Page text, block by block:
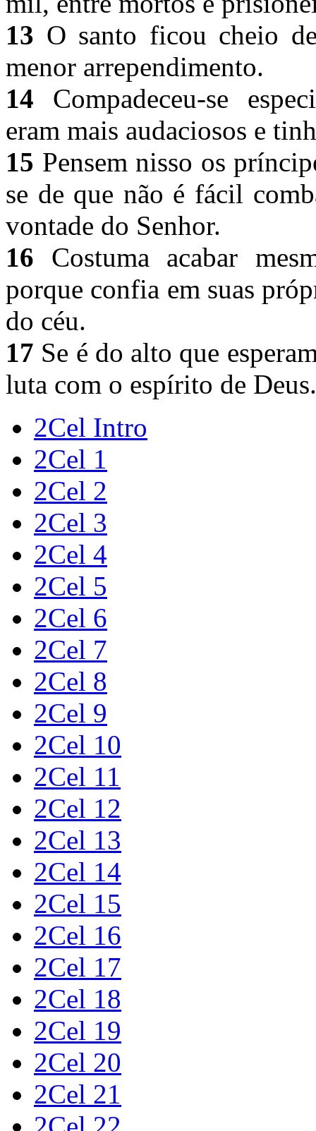
13 O santo ficou cheio
menor arrependimento.
14 Compadeceu-se
eram mais audaciosos e
15 Pensem nisso os
se de que não é fácil
vontade do Senhor.
16 Costuma acabar
porque confia em suas
do céu.
17 Se é do alto que
luta com o espírito de Deus.
2Cel Intro
2Cel 1
2Cel 2
2Cel 3
2Cel 4
2Cel 5
2Cel 6
2Cel 7
2Cel 8
2Cel 9
2Cel 10
2Cel 11
2Cel 12
2Cel 13
2Cel 14
2Cel 15
2Cel 16
2Cel 17
2Cel 18
2Cel 19
2Cel 20
2Cel 21